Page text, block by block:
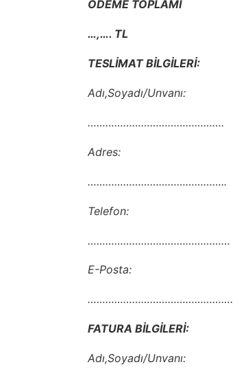
ÖDEME TOPLAMI
…,…. TL
TESLİMAT BİLGİLERİ:
Adı,Soyadı/Unvanı:
……………………………………….
Adres:
………………………………………..
Telefon:
…………………………………………
E-Posta:
………………………………………….
FATURA BİLGİLERİ:
Adı,Soyadı/Unvanı: